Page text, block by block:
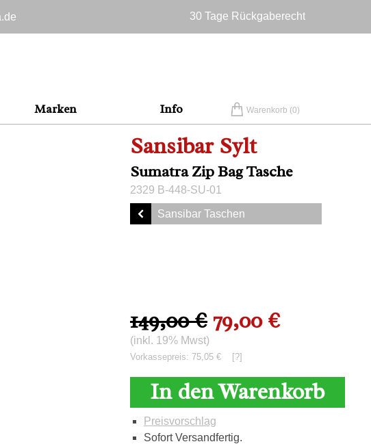
30 Tage Rückgaberecht
Marken Info Warenkorb (0)
Sansibar Sylt
Sumatra Zip Bag Tasche
2329 B-448-SU-01
Sansibar Taschen
149,00 € 79,00 €
(inkl. 19% Mwst)
Vorkassepreis: 75,05 € [?]
In den Warenkorb
Preisvorschlag
Sofort Versandfertig.